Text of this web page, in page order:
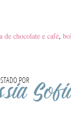
de chocolate e café,